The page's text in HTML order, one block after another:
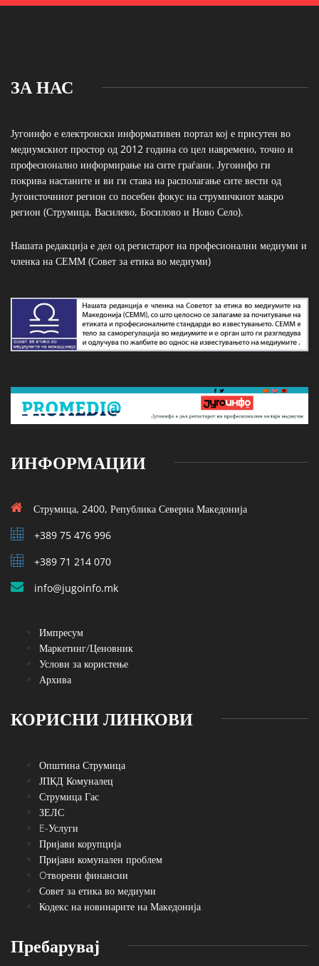
ЗА НАС
Југоинфо е електронски информативен портал кој е присутен во
медиумскиот простор од 2012 година со цел навремено, точно и
професионално информирање на сите граѓани. Југоинфо ги
покрива настаните и ви ги става на располагање сите вести од
Југоисточниот регион со посебен фокус на струмичкиот макро
регион (Струмица, Василево, Босилово и Ново Село).
Нашата редакција е дел од регистарот на професионални медиуми и
членка на СЕММ (Совет за етика во медиуми)
ИНФОРМАЦИИ
Струмица, 2400, Република Северна Македонија
+389 75 476 996
+389 71 214 070
info@jugoinfo.mk
Импресум
Маркетинг/Ценовник
Услови за користење
Архива
КОРИСНИ ЛИНКОВИ
Општина Струмица
ЈПКД Комуналец
Струмица Гас
ЗЕЛС
E-Услуги
Пријави корупција
Пријави комунален проблем
Oтворени финансии
Совет за етика во медиуми
Кодекс на новинарите на Македонија
Пребарувај